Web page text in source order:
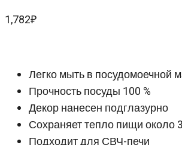
1,782₽
Легко мыть в посудомоечной
Прочность посуды 100 %
Декор нанесен подглазурно
Сохраняет тепло пищи около
Подходит для СВЧ-печи